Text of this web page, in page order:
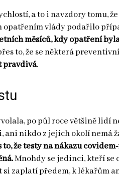
a to i navzdory tomu,
opatřením vlády podařilo
měsíců, kdy opatření
to, že se některá
pravdivá.
po půl roce většině lidí
ani nikdo z jejich okolí nemá
to, že testy na nákazu
Mnohdy se jedinci, kteří se
si zaplatí předem, k lékařům